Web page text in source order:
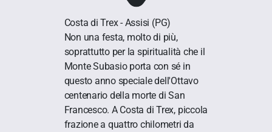
Costa di Trex - Assisi (PG)
Non una festa, molto di più,
soprattutto per la spiritualità che il
Monte Subasio porta con sé in
questo anno speciale dell'Ottavo
centenario della morte di San
Francesco. A Costa di Trex, piccola
frazione a quattro chilometri da